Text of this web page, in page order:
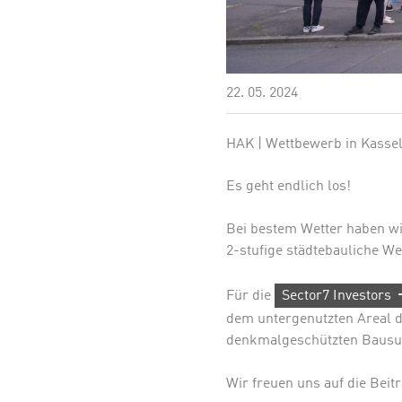
22. 05. 2024
HAK | Wettbewerb in
Es geht endlich los!
Bei bestem Wetter haben
2-stufige städtebauliche
Für die Sector7 Investors
dem untergenutzten Areal
denkmalgeschützten
Wir freuen uns auf die